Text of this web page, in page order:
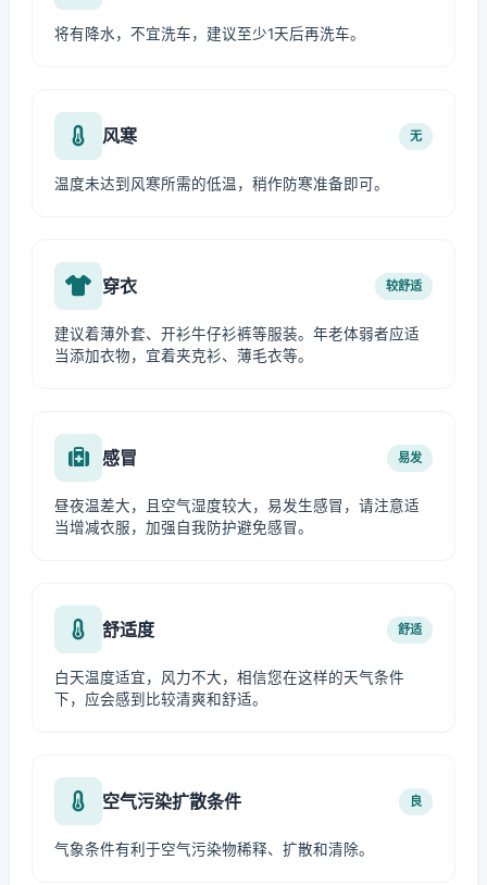
将有降水，不宜洗车，建议至少1天后再洗车。
风寒 无
温度未达到风寒所需的低温，稍作防寒准备即可。
穿衣 较舒适
建议着薄外套、开衫牛仔衫裤等服装。年老体弱者应适
当添加衣物，宜着夹克衫、薄毛衣等。
感冒 易发
昼夜温差大，且空气湿度较大，易发生感冒，请注意适
当增减衣服，加强自我防护避免感冒。
舒适度 舒适
白天温度适宜，风力不大，相信您在这样的天气条件
下，应会感到比较清爽和舒适。
空气污染扩散条件 良
气象条件有利于空气污染物稀释、扩散和清除。